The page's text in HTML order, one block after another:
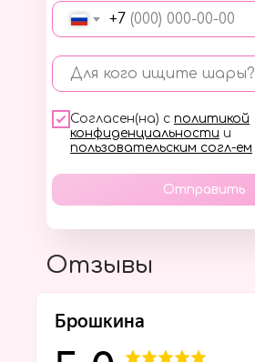
+7
Для кого ищите шары?
Согласен(на) с политикой
конфиденциальности и
пользовательским согл-ем
Отправить
Отзывы